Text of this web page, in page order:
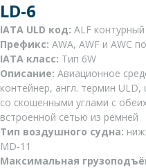
LD-6
IATA ULD код: ALF
Префикс: AWA, AWF и AWC
IATA класс: Тип 6W
Описание: Авиационное
контейнер, англ. термин
со скошенными углами с
встроенной сетью из ремней
Тип воздушного судна:
MD-11
Максимальная